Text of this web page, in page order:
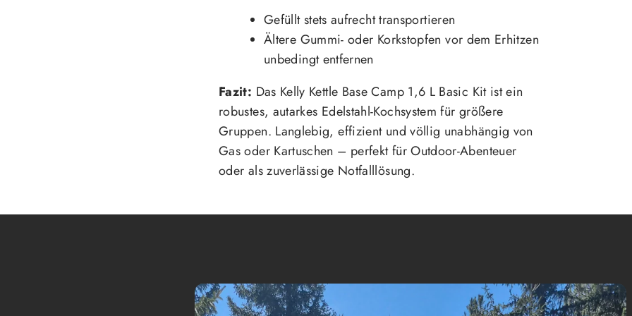
Gefüllt stets aufrecht transportieren
Ältere Gummi- oder Korkstopfen vor dem Erhitzen
unbedingt entfernen
Fazit: Das Kelly Kettle Base Camp 1,6 L Basic Kit ist ein
robustes, autarkes Edelstahl-Kochsystem für größere
Gruppen. Langlebig, effizient und völlig unabhängig von
Gas oder Kartuschen – perfekt für Outdoor-Abenteuer
oder als zuverlässige Notfalllösung.